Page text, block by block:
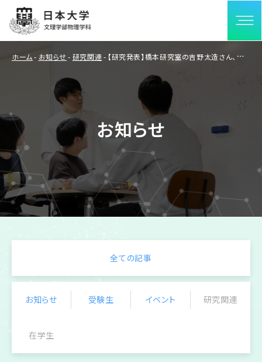
ホーム
学科案内
進路について
世田谷キャンパス
研究特集
CHS物理学科研
究セミナー
教職員一覧
お知らせ
ホーム お知らせ 研究関連 【研究発表】橋本研究室の吉野太造さん、永井景奈さんと橋本教授が研究発表を行いました。
全ての記事
お知らせ 受験生 イベント 研究関連
在学生